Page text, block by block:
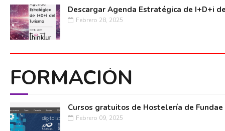
Descargar Agenda Estratégica de I+D+i
Febrero 28, 2025
FORMACIÓN
Cursos gratuitos de Hostelería de Fundae
Febrero 09, 2025